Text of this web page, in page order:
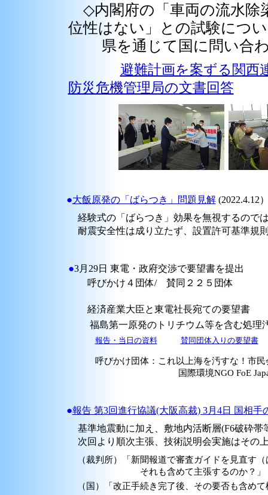
◇内閣府の「車両の流水除
位性はない」との試験につ
県を通じて国に問い合
避難計画を案ずる関西
防災危機管理局の文書回答
●大飯原発の「ばらつき」問題見解(2022.4.12
経験式の「ばらつき」効果を無視するので
耐震安全性は成り立たず、設置許可基準規
●3月29日 東電・政府交渉で要望書を提出
呼びかけ４団体/ 賛同２２５団体
経済産業大臣と東電社長宛ての要望書
福島第一原発のトリチウム等を含む処理
報告・当日の資料 賛同団体入りの要望書
呼びかけ団体：これ以上海を汚すな！市民
国際環境NGO FoE Japan／原子
●報告 第3回進行協議(大阪高裁) 3月4日 国相手
基準地震動に加え、敷地内活断層(F6破砕帯
次回より順次主張、技術説明会実施はその
（裁判所）「新聞報道で審査ガイドを見直す
それも含めて主張するのか？」
（国）「改正手続き完了後、その要否も含めて